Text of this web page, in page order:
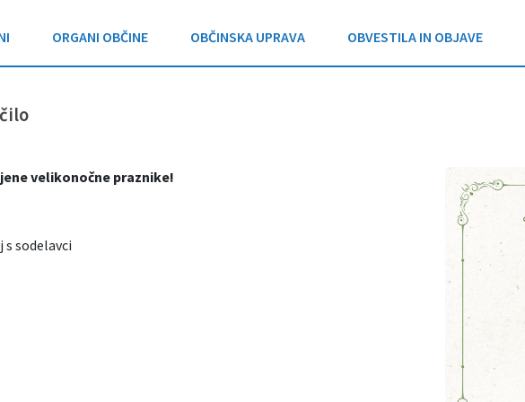
ORGANI OBČINE OBČINSKA UPRAVA OBVESTILA IN OBJAVE
velikonočne praznike!
sodelavci